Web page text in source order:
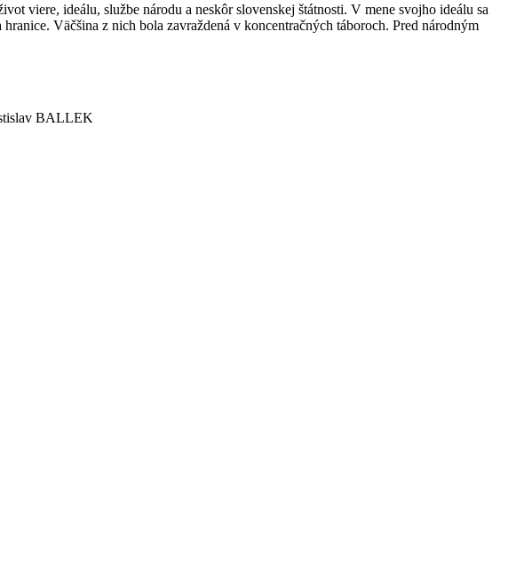
viere, ideálu, službe národu a neskôr slovenskej štátnosti. V mene svojho ideálu sa
Väčšina z nich bola zavraždená v koncentračných táboroch. Pred národným
BALLEK